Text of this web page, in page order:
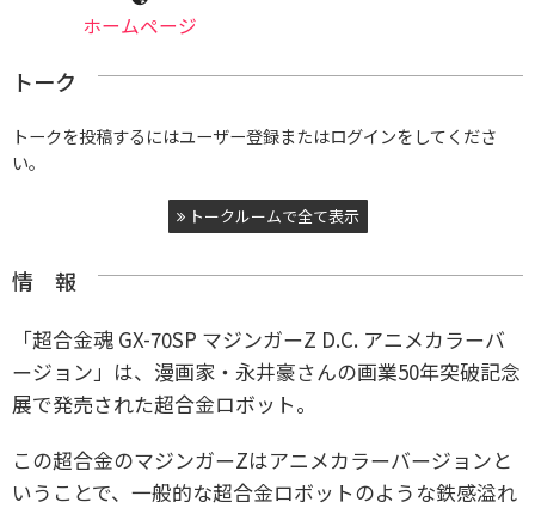
ホームページ
トーク
トークを投稿するにはユーザー登録またはログインをしてくださ
い。
トークルームで全て表示
情 報
「超合金魂 GX-70SP マジンガーZ D.C. アニメカラーバ
ージョン」は、漫画家・永井豪さんの画業50年突破記念
展で発売された超合金ロボット。
この超合金のマジンガーZはアニメカラーバージョンと
いうことで、一般的な超合金ロボットのような鉄感溢れ